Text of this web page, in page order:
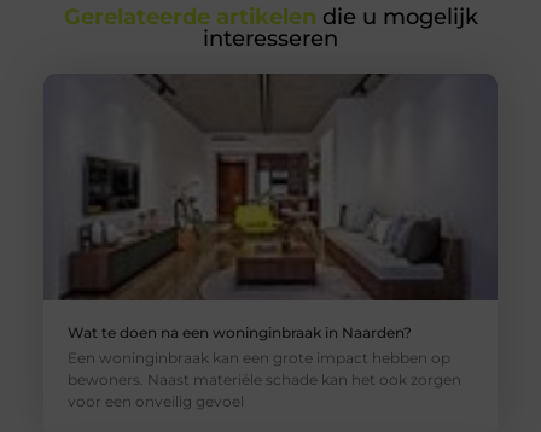
Gerelateerde artikelen die u mogelijk
interesseren
Wat te doen na een woninginbraak in Naarden?
Een woninginbraak kan een grote impact hebben op
bewoners. Naast materiële schade kan het ook zorgen
voor een onveilig gevoel